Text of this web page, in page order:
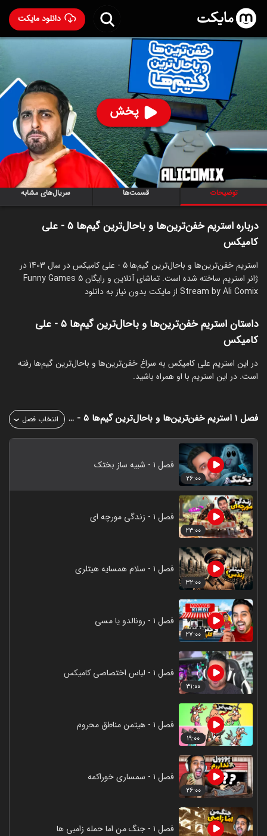
دانلود مایکت
پخش
استریم خفن‌ترین‌ها و باحال‌ترین گیم‌ها ۵ - علی کامیکس
ساخت 1403
۱,۰۴۸ 94% علی کامیکس
ساخت ایران سال 1403
رده سنی ۱۳+
توضیحات قسمت‌ها سریال‌های مشابه
درباره استریم خفن‌ترین‌ها و باحال‌ترین گیم‌ها ۵ - علی
کامیکس
استریم خفن‌ترین‌ها و باحال‌ترین گیم‌ها ۵ - علی کامیکس در سال 1403 در
ژانر استریم ساخته شده است. تماشای آنلاین و رایگان Funny Games 5
Stream by Ali Comix از مایکت بدون نیاز به دانلود
داستان استریم خفن‌ترین‌ها و باحال‌ترین گیم‌ها ۵ - علی
کامیکس
‏در این استریم علی کامیکس به سراغ خفن‌ترین‌ها و باحال‌ترین گیم‌ها رفته
است. در این استریم با او همراه باشید.
فصل ۱ استریم خفن‌ترین‌ها و باحال‌ترین گیم‌ها ۵ - علی کامیکس انتخاب فصل
۲۶:۰۰
فصل ۱ - شبیه ساز بختک
۲۳:۰۰
فصل ۱ - زندگی مورچه ای
۳۲:۰۰
فصل ۱ - سلام همسایه هیتلری
۲۷:۰۰
فصل ۱ - رونالدو یا مسی
۳۱:۰۰
فصل ۱ - لباس اختصاصی کامیکس
۱۹:۰۰
فصل ۱ - هیتمن مناطق محروم
۲۶:۰۰
فصل ۱ - سمساری خوراکمه
فصل ۱ - جنگ من اما حمله زامبی ها